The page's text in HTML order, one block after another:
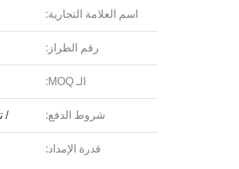
اسم العلامة التجارية:
رقم الطراز:
الـ MOQ:
شروط الدفع: /
قدرة الإمداد: